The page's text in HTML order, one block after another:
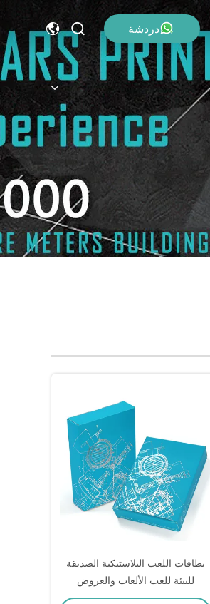
دردشة
بطاقات اللعب البلاستيكية الصديقة
للبيئة للعب الألعاب والعروض
الترويجية